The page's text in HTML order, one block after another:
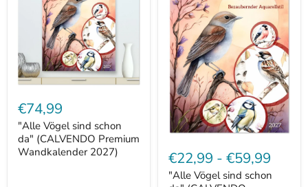
Vögel
sind
schon
da"
(CALVENDO
Premium
€74,99
"Alle Vögel sind schon
da" (CALVENDO Premium
Wandkalender 2027)
Vögel
sind
schon
€22,99 - €59,99
"Alle Vögel sind schon